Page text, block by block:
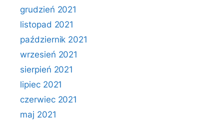
grudzień 2021
listopad 2021
październik 2021
wrzesień 2021
sierpień 2021
lipiec 2021
czerwiec 2021
maj 2021